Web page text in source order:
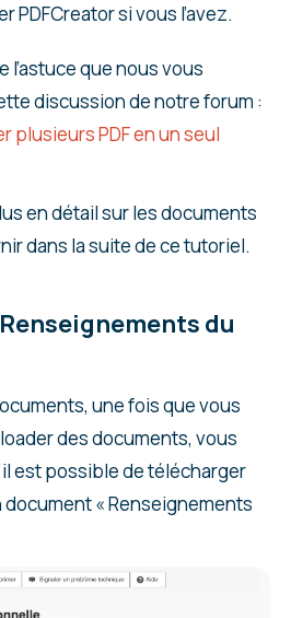
PDFCreator si vous l’avez.
l’astuce que nous vous
discussion de notre forum :
plusieurs PDF en un seul
en détail sur les documents
dans la suite de ce tutoriel.
du
une fois que vous
des documents, vous
est possible de télécharger
« Renseignements